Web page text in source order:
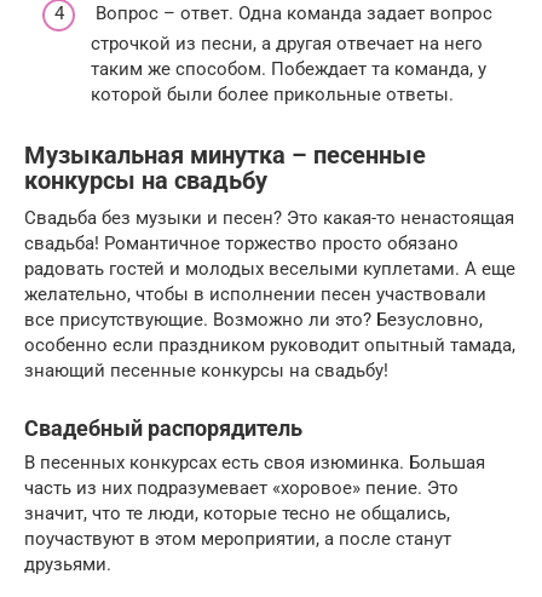
Вопрос – ответ. Одна команда задает вопрос
строчкой из песни, а другая отвечает на него
таким же способом. Побеждает та команда, у
которой были более прикольные ответы.
Музыкальная минутка – песенные
конкурсы на свадьбу
Свадьба без музыки и песен? Это какая-то ненастоящая
свадьба! Романтичное торжество просто обязано
радовать гостей и молодых веселыми куплетами. А еще
желательно, чтобы в исполнении песен участвовали
все присутствующие. Возможно ли это? Безусловно,
особенно если праздником руководит опытный тамада,
знающий песенные конкурсы на свадьбу!
Свадебный распорядитель
В песенных конкурсах есть своя изюминка. Большая
часть из них подразумевает «хоровое» пение. Это
значит, что те люди, которые тесно не общались,
поучаствуют в этом мероприятии, а после станут
друзьями.